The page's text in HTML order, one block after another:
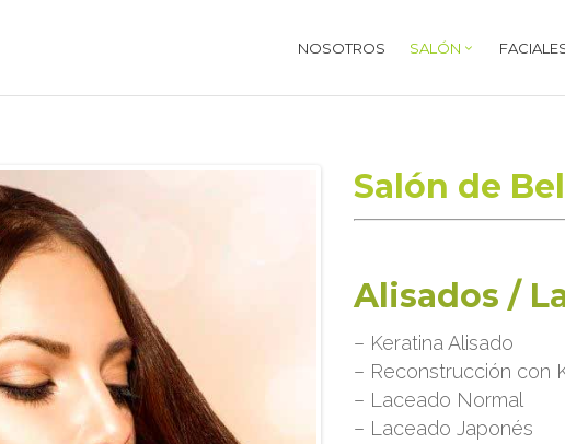
NOSOTROS SALÓN
Salón de
Alisados /
– Keratina Alisado
– Reconstrucción con
– Laceado Normal
– Laceado Japonés